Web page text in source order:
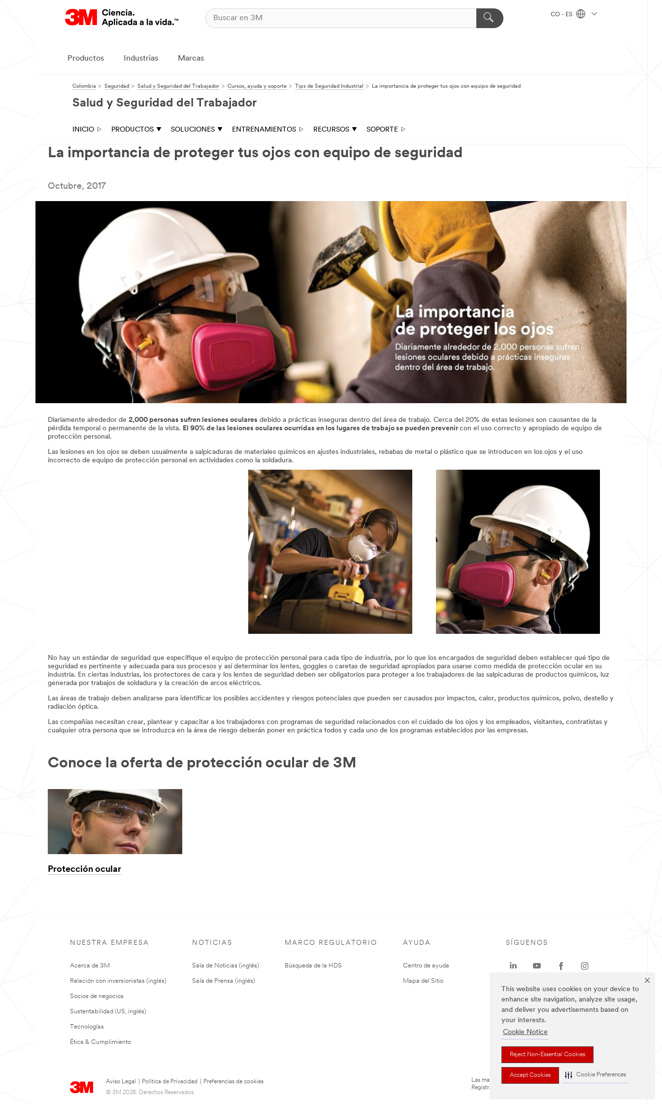
This website uses cookies on your device to
enhance site navigation, analyze site usage,
and deliver you advertisements based on
your interests.
Cookie Notice
Reject Non-Essential Cookies
Accept Cookies Cookie Preferences
CO - ES
Productos Industrias Marcas
Colombia Seguridad Salud y Seguridad del Trabajador Cursos, ayuda y soporte Tips de Seguridad Industrial La importancia de proteger tus ojos con equipo de seguridad
Salud y Seguridad del Trabajador
INICIO PRODUCTOS SOLUCIONES ENTRENAMIENTOS RECURSOS SOPORTE
La importancia de proteger tus ojos con equipo de seguridad
Octubre, 2017
Diariamente alrededor de 2,000 personas sufren lesiones oculares debido a prácticas inseguras dentro del área de trabajo. Cerca del 20% de estas lesiones son causantes de la
pérdida temporal o permanente de la vista. El 90% de las lesiones oculares ocurridas en los lugares de trabajo se pueden prevenir con el uso correcto y apropiado de equipo de
protección personal.
Las lesiones en los ojos se deben usualmente a salpicaduras de materiales químicos en ajustes industriales, rebabas de metal o plástico que se introducen en los ojos y el uso
incorrecto de equipo de protección personal en actividades como la soldadura.
No hay un estándar de seguridad que especifique el equipo de protección personal para cada tipo de industria, por lo que los encargados de seguridad deben establecer qué tipo de
seguridad es pertinente y adecuada para sus procesos y así determinar los lentes, goggles o caretas de seguridad apropiados para usarse como medida de protección ocular en su
industria. En ciertas industrias, los protectores de cara y los lentes de seguridad deben ser obligatorios para proteger a los trabajadores de las salpicaduras de productos químicos, luz
generada por trabajos de soldadura y la creación de arcos eléctricos.
Las áreas de trabajo deben analizarse para identificar los posibles accidentes y riesgos potenciales que pueden ser causados por impactos, calor, productos químicos, polvo, destello y
radiación óptica.
Las compañías necesitan crear, plantear y capacitar a los trabajadores con programas de seguridad relacionados con el cuidado de los ojos y los empleados, visitantes, contratistas y
cualquier otra persona que se introduzca en la área de riesgo deberán poner en práctica todos y cada uno de los programas establecidos por las empresas.
Conoce la oferta de protección ocular de 3M
Protección ocular
NUESTRA EMPRESA
Acerca de 3M
Relación con inversionistas (inglés)
Socios de negocios
Sustentabilidad (US, inglés)
Tecnologías
Ética & Cumplimiento
NOTICIAS
Sala de Noticias (inglés)
Sala de Prensa (inglés)
MARCO REGULATORIO
Búsqueda de la HDS
AYUDA
Centro de ayuda
Mapa del Sitio
Aviso Legal Política de Privacidad
Preferencias de cookies
© 3M 2026. Derechos Reservados.
SÍGUENOS
Las marcas mencionadas arriba son Marcas
Registradas de 3M.